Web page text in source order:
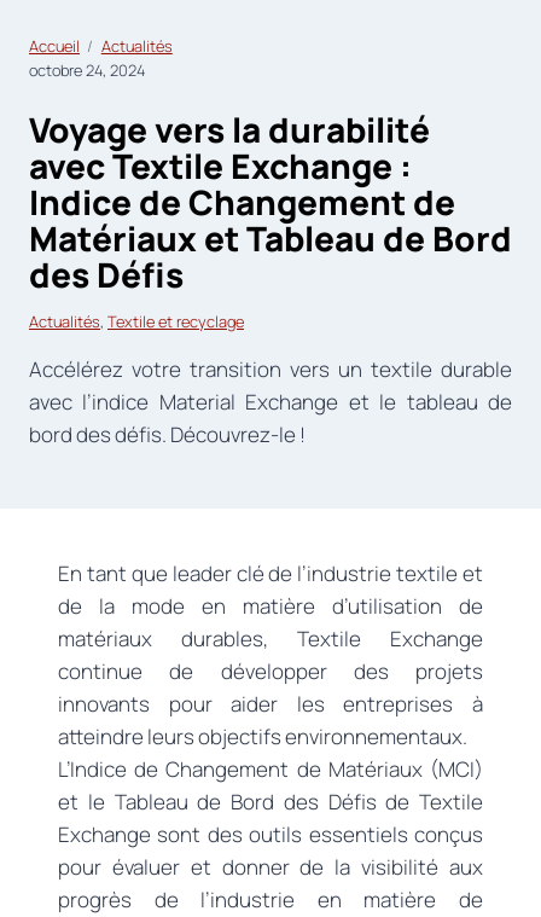
Accueil
Actualités
octobre 24, 2024
Voyage vers la durabilité
avec Textile Exchange :
Indice de Changement de
Matériaux et Tableau de Bord
des Défis
Actualités, Textile et recyclage
Accélérez votre transition vers un textile durable
avec l’indice Material Exchange et le tableau de
bord des défis. Découvrez-le !
En tant que leader clé de l’industrie textile et
de la mode en matière d’utilisation de
matériaux durables, Textile Exchange
continue de développer des projets
innovants pour aider les entreprises à
atteindre leurs objectifs environnementaux.
L’Indice de Changement de Matériaux (MCI)
et le Tableau de Bord des Défis de Textile
Exchange sont des outils essentiels conçus
pour évaluer et donner de la visibilité aux
progrès de l’industrie en matière de